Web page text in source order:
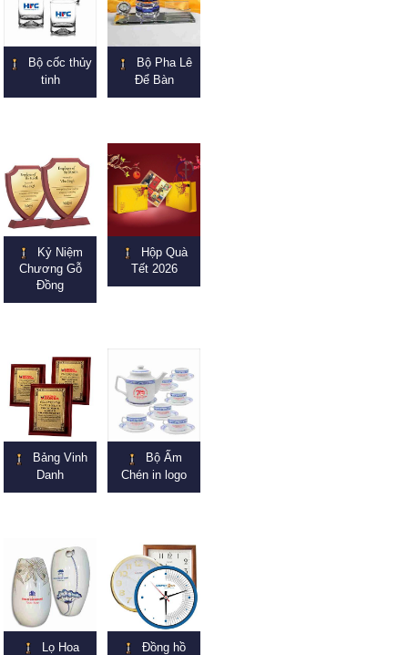
Bộ cốc thủy
tinh
Bộ Pha Lê
Để Bàn
Kỷ Niệm
Chương Gỗ
Đồng
Hộp Quà
Tết 2026
Bảng Vinh
Danh
Bộ Ấm
Chén in logo
Lọ Hoa
Đồng hồ